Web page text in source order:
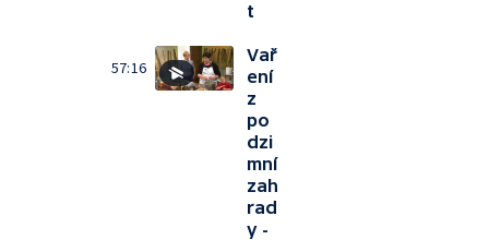
t
57:16
Vař
ení
z
po
dzi
mní
zah
rad
y -